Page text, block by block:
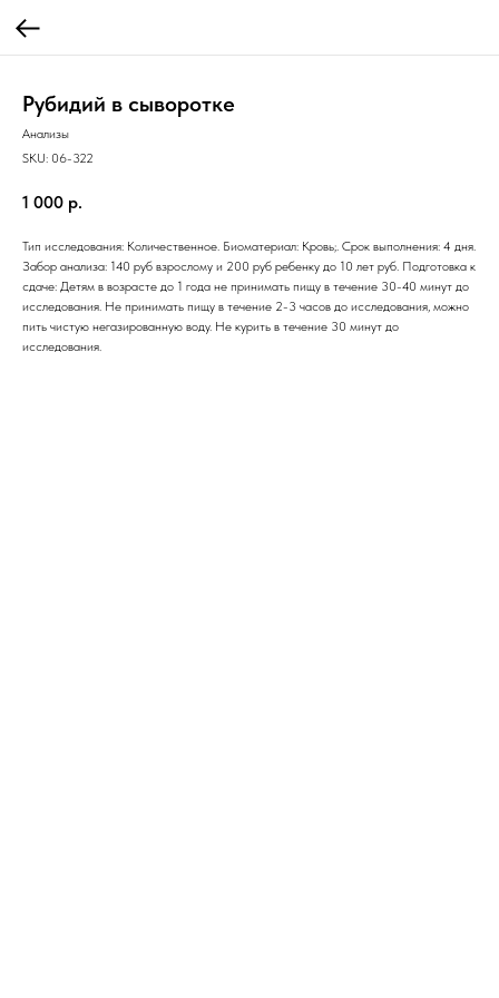
Рубидий в сыворотке
Анализы
SKU: 06-322
1 000 р.
Тип исследования: Количественное. Биоматериал: Кровь;. Срок выполнения: 4 дня.
Забор анализа: 140 руб взрослому и 200 руб ребенку до 10 лет руб. Подготовка к
сдаче: Детям в возрасте до 1 года не принимать пищу в течение 30-40 минут до
исследования. Не принимать пищу в течение 2-3 часов до исследования, можно
пить чистую негазированную воду. Не курить в течение 30 минут до
исследования.